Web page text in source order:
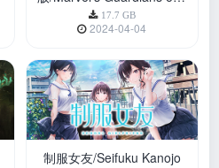
the Galaxy: The Telltale
17.7 GB
2024-04-04
制服女友/Seifuku Kanojo